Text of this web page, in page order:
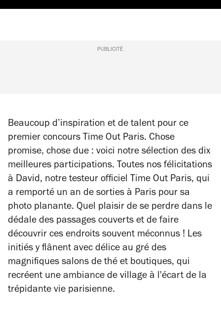
PUBLICITÉ
Beaucoup d’inspiration et de talent pour ce
premier concours Time Out Paris. Chose
promise, chose due : voici notre sélection des dix
meilleures participations. Toutes nos félicitations
à David, notre testeur officiel Time Out Paris, qui
a remporté un an de sorties à Paris pour sa
photo planante. Quel plaisir de se perdre dans le
dédale des passages couverts et de faire
découvrir ces endroits souvent méconnus ! Les
initiés y flânent avec délice au gré des
magnifiques salons de thé et boutiques, qui
recréent une ambiance de village à l'écart de la
trépidante vie parisienne.